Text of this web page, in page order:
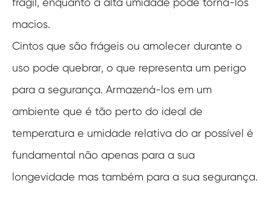
macios.
Cintos que são frágeis ou amolecer durante o
uso pode quebrar, o que representa um perigo
para a segurança. Armazená-los em um
ambiente que é tão perto do ideal de
temperatura e umidade relativa do ar possível é
fundamental não apenas para a sua
longevidade mas também para a sua segurança.